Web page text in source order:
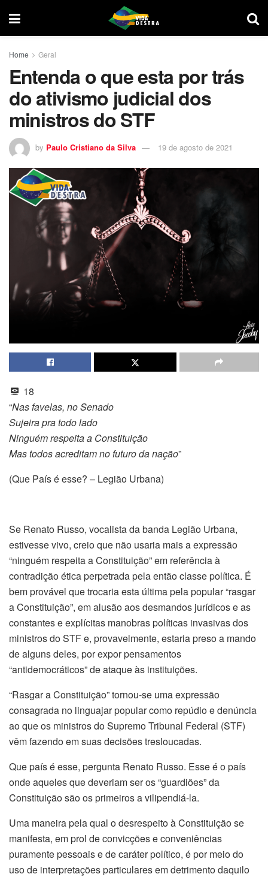
Home Geral
Entenda o que esta por trás
do ativismo judicial dos
ministros do STF
by Paulo Cristiano da Silva 19 de agosto de 2021
18
“Nas favelas, no Senado
Sujeira pra todo lado
Ninguém respeita a Constituição
Mas todos acreditam no futuro da nação”
(Que País é esse? – Legião Urbana)
Se Renato Russo, vocalista da banda Legião Urbana,
estivesse vivo, creio que não usaria mais a expressão
“ninguém respeita a Constituição” em referência à
contradição ética perpetrada pela então classe política. É
bem provável que trocaria esta última pela popular “rasgar
a Constituição”, em alusão aos desmandos jurídicos e as
constantes e explícitas manobras políticas invasivas dos
ministros do STF e, provavelmente, estaria preso a mando
de alguns deles, por expor pensamentos
“antidemocráticos” de ataque às instituições.
“Rasgar a Constituição” tornou-se uma expressão
consagrada no linguajar popular como repúdio e denúncia
ao que os ministros do Supremo Tribunal Federal (STF)
vêm fazendo em suas decisões tresloucadas.
Que país é esse, pergunta Renato Russo. Esse é o país
onde aqueles que deveriam ser os “guardiões” da
Constituição são os primeiros a vilipendiá-la.
Uma maneira pela qual o desrespeito à Constituição se
manifesta, em prol de convicções e conveniências
puramente pessoais e de caráter político, é por meio do
uso de interpretações particulares em detrimento daquilo